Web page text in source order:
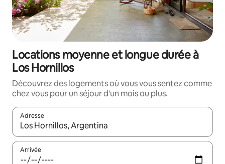
Locations moyenne et longue durée à
Los Hornillos
Découvrez des logements où vous vous sentez comme
chez vous pour un séjour d'un mois ou plus.
Adresse
Lorsque les résultats s'affichent, utilisez les flèches vers le
Arrivée